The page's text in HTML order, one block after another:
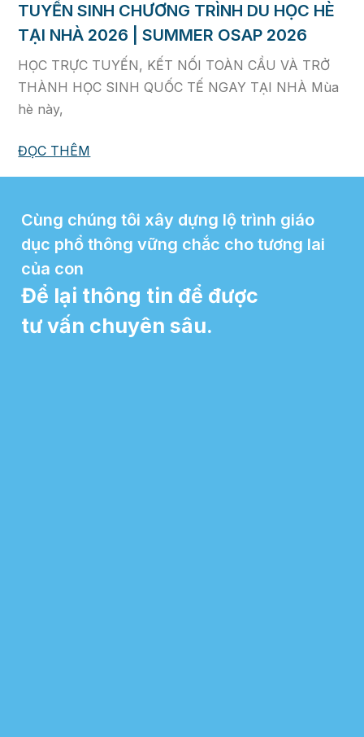
TUYỂN SINH CHƯƠNG TRÌNH DU HỌC HÈ
TẠI NHÀ 2026 | SUMMER OSAP 2026
HỌC TRỰC TUYẾN, KẾT NỐI TOÀN CẦU VÀ TRỞ
THÀNH HỌC SINH QUỐC TẾ NGAY TẠI NHÀ Mùa
hè này,
ĐỌC THÊM
Cùng chúng tôi xây dựng lộ trình giáo
dục phổ thông vững chắc cho tương lai
của con
Để lại thông tin để được
tư vấn chuyên sâu.​